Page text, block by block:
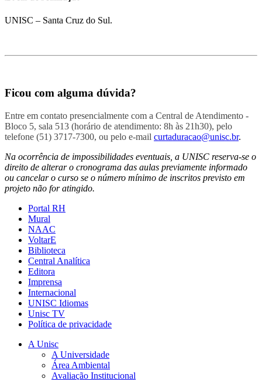
UNISC – Santa Cruz do Sul.
Ficou com alguma dúvida?
Entre em contato presencialmente com a Central de Atendimento -
Bloco 5, sala 513 (horário de atendimento: 8h às 21h30), pelo
telefone (51) 3717-7300, ou pelo e-mail curtaduracao@unisc.br.
Na ocorrência de impossibilidades eventuais, a UNISC reserva-se o
direito de alterar o cronograma das aulas previamente informado
ou cancelar o curso se o número mínimo de inscritos previsto em
projeto não for atingido.
Portal RH
Mural
NAAC
VoltarE
Biblioteca
Central Analítica
Editora
Imprensa
Internacional
UNISC Idiomas
Unisc TV
Política de privacidade
A Unisc
A Universidade
Área Ambiental
Avaliação Institucional